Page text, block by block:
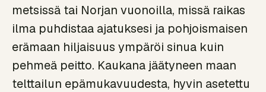
metsissä tai Norjan vuonoilla, missä raikas
ilma puhdistaa ajatuksesi ja pohjoismaisen
erämaan hiljaisuus ympäröi sinua kuin
pehmeä peitto. Kaukana jäätyneen maan
telttailun epämukavuudesta, hyvin asetettu